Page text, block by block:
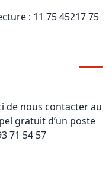
: 11 75 45217 75
de nous contacter au
gratuit d’un poste
71 54 57